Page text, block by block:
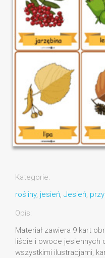
Kategorie:
rośliny, jesień, Jesień,
Opis:
Materiał zawiera 9 kart
liście i owoce jesiennych
wszystkimi ilustracjami,